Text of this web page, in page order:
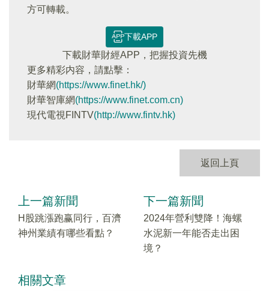
方可轉載。
下載APP
下載財華財經APP，把握投資先機
更多精彩内容，請點擊：
財華網(https://www.finet.hk/)
財華智庫網(https://www.finet.com.cn)
現代電視FINTV(http://www.fintv.hk)
返回上頁
上一篇新聞
H股跳漲跑赢同行，百濟
神州業績有哪些看點？
下一篇新聞
2024年營利雙降！海螺
水泥新一年能否走出困
境？
相關文章